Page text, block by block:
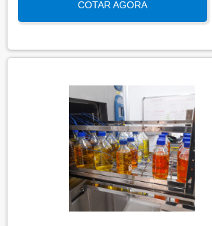
qualidade e eficiência de
precisam de controle de temperatura. É
produtos, como autoclaves, estufas,
qualificação térmica é apresentado em um
técnico que contém informações como
certificados de calibração e a
condições funcionais.
COTAR AGORA